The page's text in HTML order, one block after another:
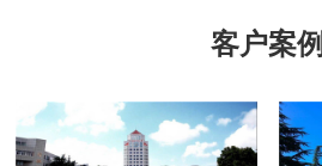
客户案例